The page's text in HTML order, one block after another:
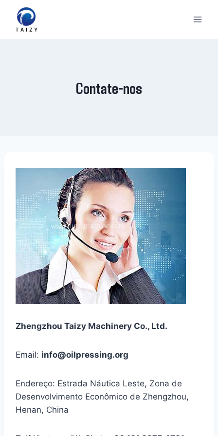
content
Contate-nos
Zhengzhou Taizy Machinery Co., Ltd.
Email: info@oilpressing.org
Endereço: Estrada Náutica Leste, Zona de
Desenvolvimento Econômico de Zhengzhou,
Henan, China